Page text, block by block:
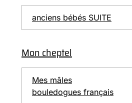
anciens bébés SUITE
Mon cheptel
Mes mâles
bouledogues français